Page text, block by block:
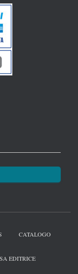
CATALOGO
EDITRICE